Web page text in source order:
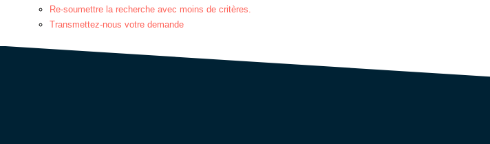
Re-soumettre la recherche avec moins de critères.
Transmettez-nous votre demande